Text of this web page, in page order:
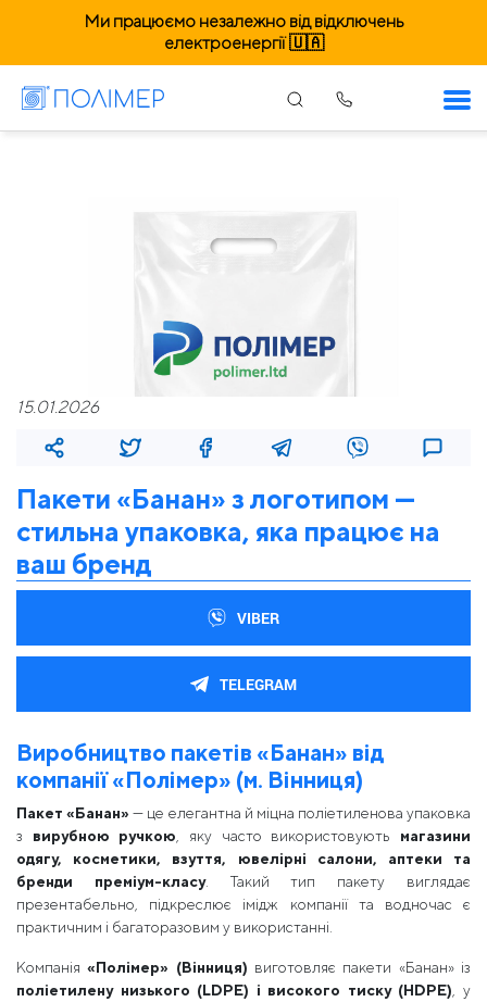
Ми працюємо незалежно від відключень
електроенергії 🇺🇦
15.01.2026
Пакети «Банан» з логотипом —
стильна упаковка, яка працює на
ваш бренд
VIBER
TELEGRAM
Виробництво пакетів «Банан» від
компанії «Полімер» (м. Вінниця)
Пакет «Банан» — це елегантна й міцна поліетиленова упаковка
з вирубною ручкою , яку часто використовують магазини
одягу, косметики, взуття, ювелірні салони, аптеки та
бренди преміум-класу. Такий тип пакету виглядає
презентабельно, підкреслює імідж компанії та водночас є
практичним і багаторазовим у використанні.
Компанія«Полімер» (Вінниця) виготовляє пакети «Банан» із
поліетилену низького (LDPE) і високого тиску (HDPE) , у